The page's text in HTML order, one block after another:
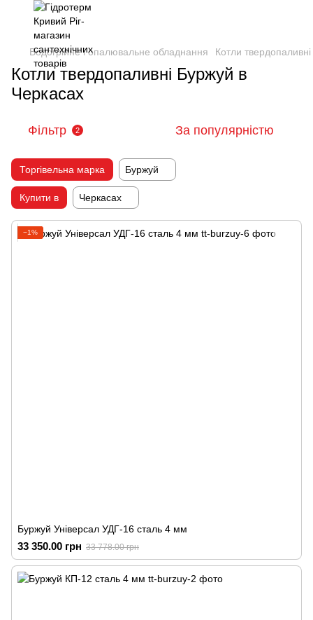
Водогрійне і опалювальне обладнання Котли твердопаливні
Котли твердопаливні Буржуй в
Черкасах
Фільтр 2 За популярністю
Торгівельна марка Буржуй
Купити в Черкасах
−1%
Буржуй Універсал УДГ-16 сталь 4 мм
33 350.00 грн 33 778.00 грн